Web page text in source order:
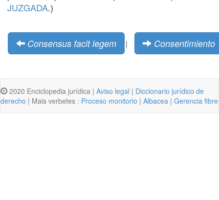
JUZGADA.)
Consensus facit legem | Consentimiento
2020 Enciclopedia jurídica | Aviso legal | Diccionario jurídico de
derecho | Mais verbetes : Proceso monitorio | Albacea | Gerencia fibre